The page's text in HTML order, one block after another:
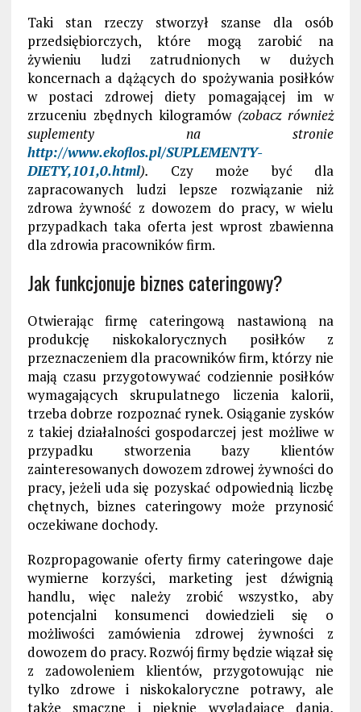
Taki stan rzeczy stworzył szanse dla osób
przedsiębiorczych, które mogą zarobić na
żywieniu ludzi zatrudnionych w dużych
koncernach a dążących do spożywania posiłków
w postaci zdrowej diety pomagającej im w
zrzuceniu zbędnych kilogramów (zobacz również
suplementy na stronie
http://www.ekoflos.pl/SUPLEMENTY-
DIETY,101,0.html). Czy może być dla
zapracowanych ludzi lepsze rozwiązanie niż
zdrowa żywność z dowozem do pracy, w wielu
przypadkach taka oferta jest wprost zbawienna
dla zdrowia pracowników firm.
Jak funkcjonuje biznes cateringowy?
Otwierając firmę cateringową nastawioną na
produkcję niskokalorycznych posiłków z
przeznaczeniem dla pracowników firm, którzy nie
mają czasu przygotowywać codziennie posiłków
wymagających skrupulatnego liczenia kalorii,
trzeba dobrze rozpoznać rynek. Osiąganie zysków
z takiej działalności gospodarczej jest możliwe w
przypadku stworzenia bazy klientów
zainteresowanych dowozem zdrowej żywności do
pracy, jeżeli uda się pozyskać odpowiednią liczbę
chętnych, biznes cateringowy może przynosić
oczekiwane dochody.
Rozpropagowanie oferty firmy cateringowe daje
wymierne korzyści, marketing jest dźwignią
handlu, więc należy zrobić wszystko, aby
potencjalni konsumenci dowiedzieli się o
możliwości zamówienia zdrowej żywności z
dowozem do pracy. Rozwój firmy będzie wiązał się
z zadowoleniem klientów, przygotowując nie
tylko zdrowe i niskokaloryczne potrawy, ale
także smaczne i pięknie wyglądające dania,